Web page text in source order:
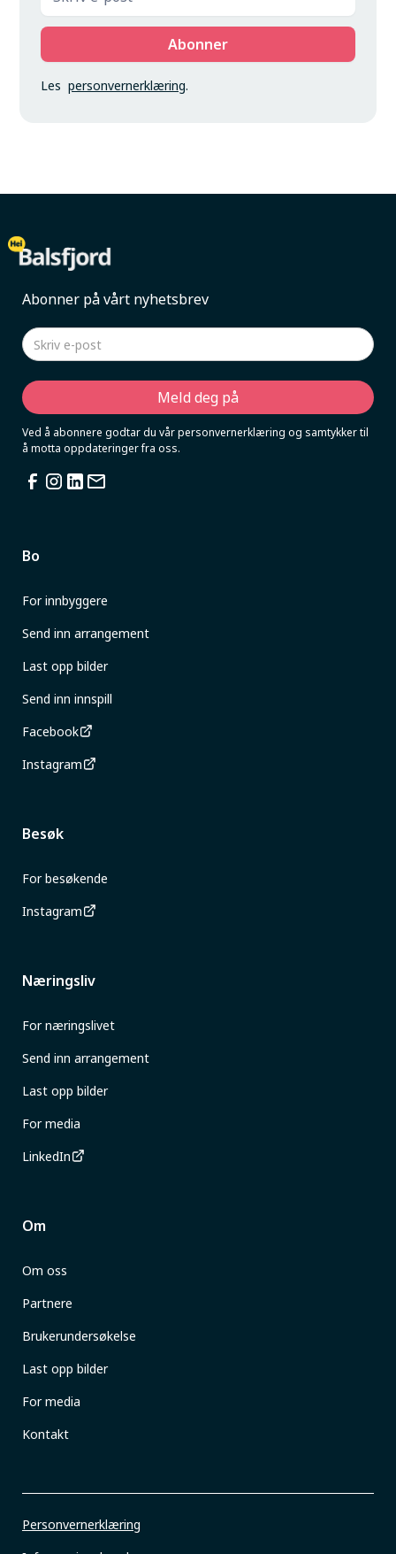
Lespersonvernerklæring.
Abonner på vårt nyhetsbrev
Ved å abonnere godtar du vår personvernerklæring og samtykker til
å motta oppdateringer fra oss.
Bo
For innbyggere
Send inn arrangement
Last opp bilder
Send inn innspill
Facebook
Instagram
Besøk
For besøkende
Instagram
Næringsliv
For næringslivet
Send inn arrangement
Last opp bilder
For media
LinkedIn
Om
Om oss
Partnere
Brukerundersøkelse
Last opp bilder
For media
Kontakt
Personvernerklæring